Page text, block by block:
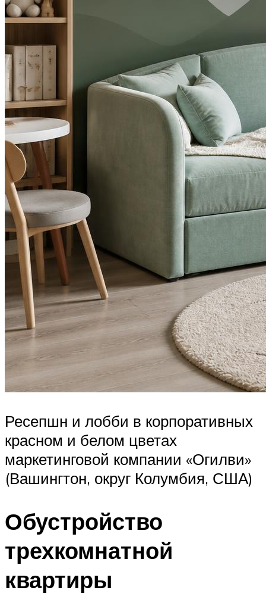
Ресепшн и лобби в корпоративных
красном и белом цветах
маркетинговой компании «Огилви»
(Вашингтон, округ Колумбия, США)
Обустройство
трехкомнатной
квартиры